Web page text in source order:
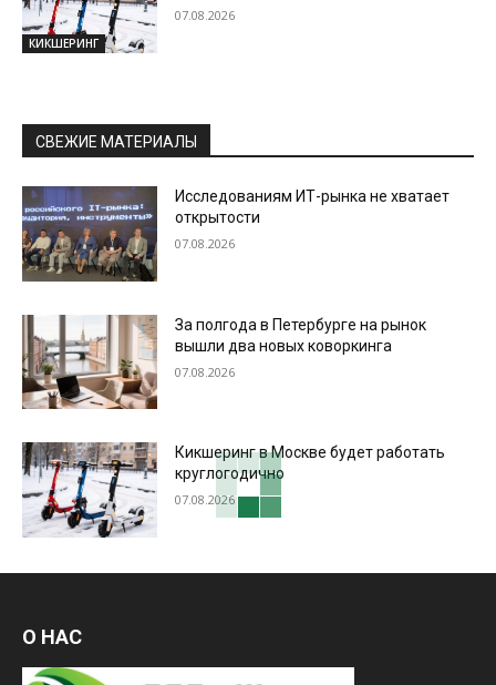
КИКШЕРИНГ
07.08.2026
СВЕЖИЕ МАТЕРИАЛЫ
Исследованиям ИТ-рынка не хватает
открытости
07.08.2026
За полгода в Петербурге на рынок
вышли два новых коворкинга
07.08.2026
Кикшеринг в Москве будет работать
круглогодично
07.08.2026
О НАС